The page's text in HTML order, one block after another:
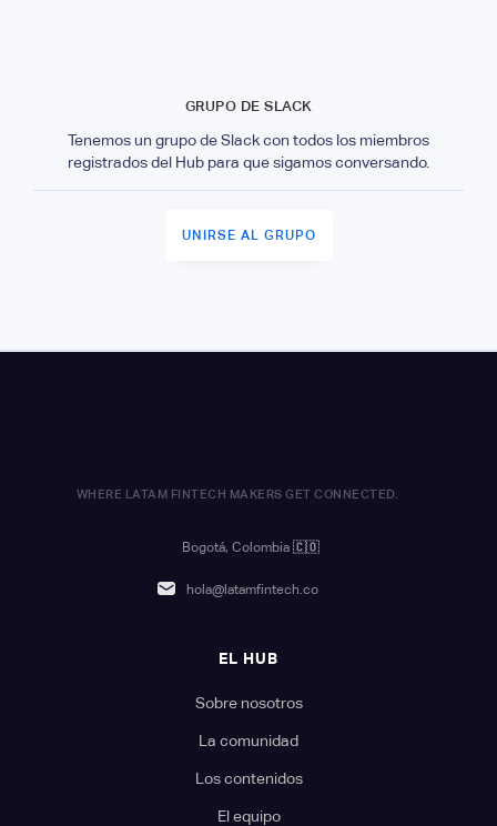
GRUPO DE SLACK
Tenemos un grupo de Slack con todos los miembros
registrados del Hub para que sigamos conversando.
UNIRSE AL GRUPO
WHERE LATAM FINTECH MAKERS GET CONNECTED.
Bogotá, Colombia 🇨🇴
hola@latamfintech.co
EL HUB
Sobre nosotros
La comunidad
Los contenidos
El equipo